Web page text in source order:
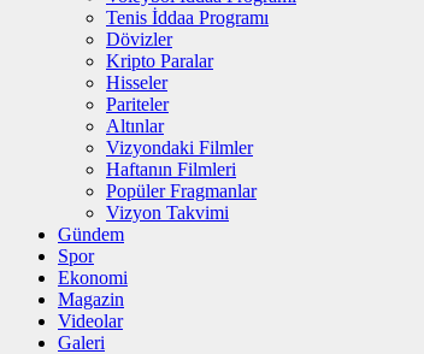
Tenis İddaa Programı
Dövizler
Kripto Paralar
Hisseler
Pariteler
Altınlar
Vizyondaki Filmler
Haftanın Filmleri
Popüler Fragmanlar
Vizyon Takvimi
Gündem
Spor
Ekonomi
Magazin
Videolar
Galeri